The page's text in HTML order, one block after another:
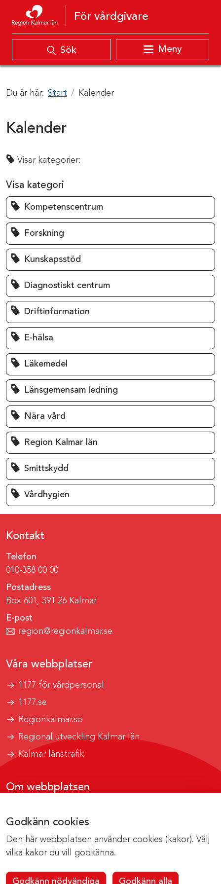
Godkänn cookies
Den här webbplatsen använder cookies (kakor). Välj
vilka kakor du vill godkänna.
Godkänn nödvändiga Godkänn alla
Hoppa till innehåll
För vårdgivare
Sök Meny
Du är här: Start Kalender
Kalender
Visar kategorier:
Visa kategori
Kompetenscentrum
Forskning
Kunskapsstöd
Diagnostiskt centrum
Driftinformation
E-hälsa
Läkemedel
Länsgemensam ledning
Nära vård
Region Kalmar län
Smittskydd
Vårdhygien
Kontakt
Telefon
010-358 00 00
Postadress
Box 601, 391 26 Kalmar
E-post
region@regionkalmar.se
Våra webbplatser
1177 för vårdpersonal
1177.se
Regionkalmar.se
Regional utveckling Kalmar län
Kalmar länstrafik
Om webbplatsen
Om cookies
Kontakta webbredaktionen